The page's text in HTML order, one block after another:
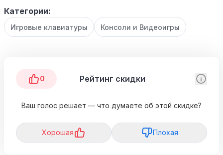
Категории:
Игровые клавиатуры Консоли и Видеоигры
0 Рейтинг скидки
Ваш голос решает — что думаете об этой скидке?
Хорошая Плохая